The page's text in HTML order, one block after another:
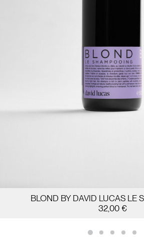
AJOUTER AU PANIER
BLOND BY DAVID LUCAS LE
32,00 €